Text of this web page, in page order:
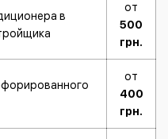
в
от
500
грн.
от
400
грн.